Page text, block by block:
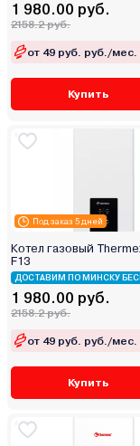
1 980.00 руб.
2158.2 руб.
от 49 руб. руб./мес.
Купить
Под заказ 5 дней
Котел газовый
F13
ДОСТАВИМ ПО МИНСКУ
1 980.00 руб.
2158.2 руб.
от 49 руб. руб./мес.
Купить